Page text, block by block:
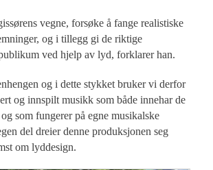
vegne, forsøke å fange realistiske
og i tillegg gi de riktige
ved hjelp av lyd, forklarer han.
og i dette stykket bruker vi derfor
og innspilt musikk som både innehar de
som fungerer på egne musikalske
del dreier denne produksjonen seg
om lyddesign.